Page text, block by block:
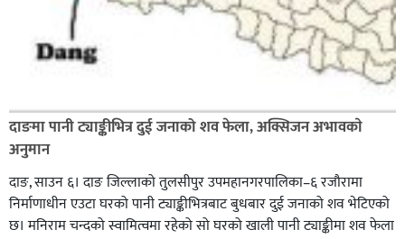
दाङमा पानी ट्याङ्कीभित्र दुई जनाको शव फेला, अक्सिजन अभावकाे
अनुमान
दाङ, साउन ६। दाङ जिल्लाको तुलसीपुर उपमहानगरपालिका–६ रजौरामा
निर्माणाधीन एउटा घरको पानी ट्याङ्कीभित्रबाट बुधबार दुई जनाको शव भेटिएको
छ। मनिराम चन्दको स्वामित्वमा रहेको सो घरको खाली पानी ट्याङ्कीमा शव फेला